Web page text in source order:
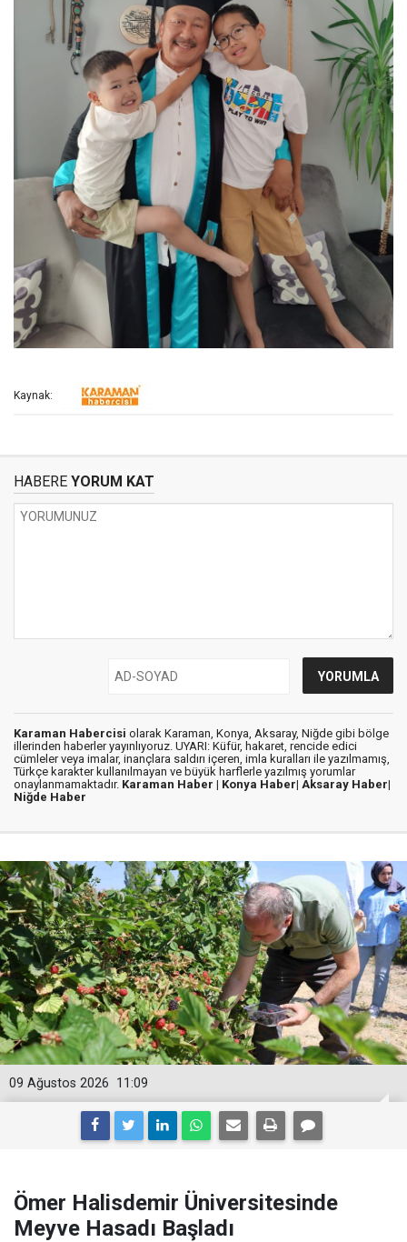
Kaynak:
HABERE YORUM KAT
Karaman Habercisi olarak Karaman, Konya, Aksaray, Niğde gibi bölge
illerinden haberler yayınlıyoruz. UYARI: Küfür, hakaret, rencide edici
cümleler veya imalar, inançlara saldırı içeren, imla kuralları ile yazılmamış,
Türkçe karakter kullanılmayan ve büyük harflerle yazılmış yorumlar
onaylanmamaktadır. Karaman Haber | Konya Haber| Aksaray Haber|
Niğde Haber
11:09
09 Ağustos 2026
Ömer Halisdemir Üniversitesinde
Meyve Hasadı Başladı